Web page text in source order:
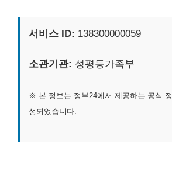
서비스 ID: 138300000059
소관기관: 성평등가족부
※ 본 정보는 정부24에서 제공하는 공식
성되었습니다.